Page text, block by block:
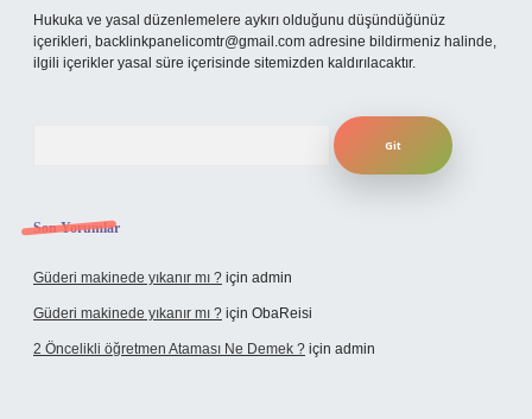
Hukuka ve yasal düzenlemelere aykırı olduğunu düşündüğünüz
içerikleri, backlinkpanelicomtr@gmail.com adresine bildirmeniz halinde,
ilgili içerikler yasal süre içerisinde sitemizden kaldırılacaktır.
Son Yorumlar
Güderi makinede yıkanır mı ? için admin
Güderi makinede yıkanır mı ? için ObaReisi
2 Öncelikli öğretmen Ataması Ne Demek ? için admin